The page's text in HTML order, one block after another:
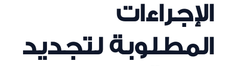
الإجراءات
المطلوبة لتجديد